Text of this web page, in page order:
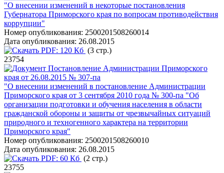
"О внесении изменений в некоторые постановления
Губернатора Приморского края по вопросам противодействия
коррупции"
Номер опубликования: 2500201508260014
Дата опубликования: 26.08.2015
PDF: 120 Кб (3 стр.)
23754
Постановление Администрации Приморского
края от 26.08.2015 № 307-па
"О внесении изменений в постановление Администрации
Приморского края от 3 сентября 2010 года № 300-па "Об
организации подготовки и обучения населения в области
гражданской обороны и защиты от чрезвычайных ситуаций
природного и техногенного характера на территории
Приморского края"
Номер опубликования: 2500201508260010
Дата опубликования: 26.08.2015
PDF: 60 Кб (2 стр.)
23755